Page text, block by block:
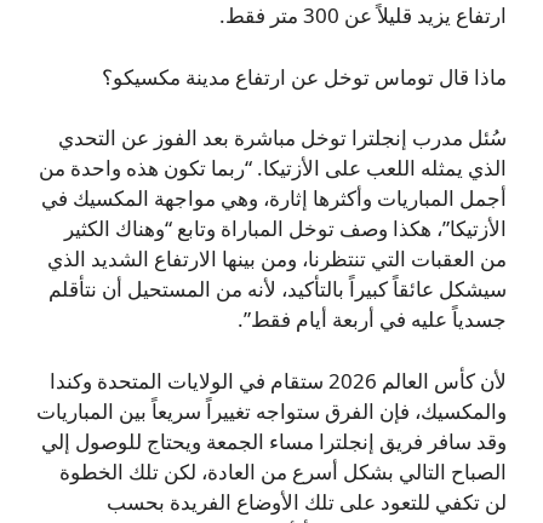
ارتفاع يزيد قليلاً عن 300 متر فقط.
ماذا قال توماس توخل عن ارتفاع مدينة مكسيكو؟
سُئل مدرب إنجلترا توخل مباشرة بعد الفوز عن التحدي
الذي يمثله اللعب على الأزتيكا. “ربما تكون هذه واحدة من
أجمل المباريات وأكثرها إثارة، وهي مواجهة المكسيك في
الأزتيكا”، هكذا وصف توخل المباراة وتابع “وهناك الكثير
من العقبات التي تنتظرنا، ومن بينها الارتفاع الشديد الذي
سيشكل عائقاً كبيراً بالتأكيد، لأنه من المستحيل أن نتأقلم
جسدياً عليه في أربعة أيام فقط”.
لأن كأس العالم 2026 ستقام في الولايات المتحدة وكندا
والمكسيك، فإن الفرق ستواجه تغييراً سريعاً بين المباريات
وقد سافر فريق إنجلترا مساء الجمعة ويحتاج للوصول إلي
الصباح التالي بشكل أسرع من العادة، لكن تلك الخطوة
لن تكفي للتعود على تلك الأوضاع الفريدة بحسب